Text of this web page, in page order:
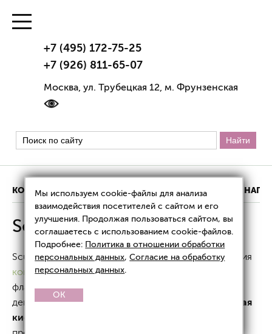
+7 (495) 172-75-25
+7 (926) 811-65-07
Москва, ул. Трубецкая 12, м. Фрунзенская
КОНТАКТЫ ИНФОРМАЦИЯ О КЛИНИКЕ НАШИ
Sculptra
Sculptra — биостимулятор, препарат для проведения
контурной пластики. Поставляется в стеклянном
флаконе в форме лиофилизата. Основным
действующим веществом служит
поли-L-молочная
кислота
Мы используем cookie-файлы для анализа
взаимодействия посетителей с сайтом и его
улучшения. Продолжая пользоваться сайтом, вы
соглашаетесь с использованием cookie-файлов.
Подробнее: Политика в отношении обработки
персональных данных,Согласие на обработку
персональных данных.
OK